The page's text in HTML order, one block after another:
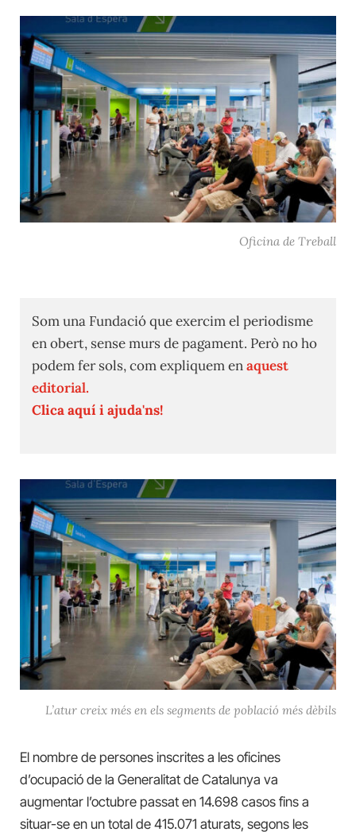
Oficina de Treball
Som una Fundació que exercim el periodisme
en obert, sense murs de pagament. Però no ho
podem fer sols, com expliquem enaquest
editorial.
Clica aquí i ajuda'ns!
L’atur creix més en els segments de població més dèbils
El nombre de persones inscrites a les oficines
d’ocupació de la Generalitat de Catalunya va
augmentar l’octubre passat en 14.698 casos fins a
situar-se en un total de 415.071 aturats, segons les